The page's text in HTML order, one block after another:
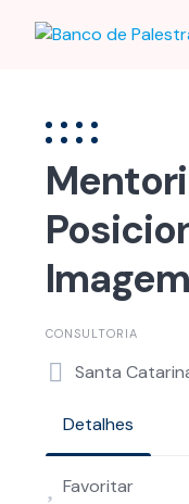
Imagem
CONSULTORIA
Santa
Detalhes
Favoritar